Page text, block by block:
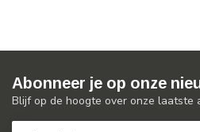
Abonneer je op onze
Blijf op de hoogte over onze laatste